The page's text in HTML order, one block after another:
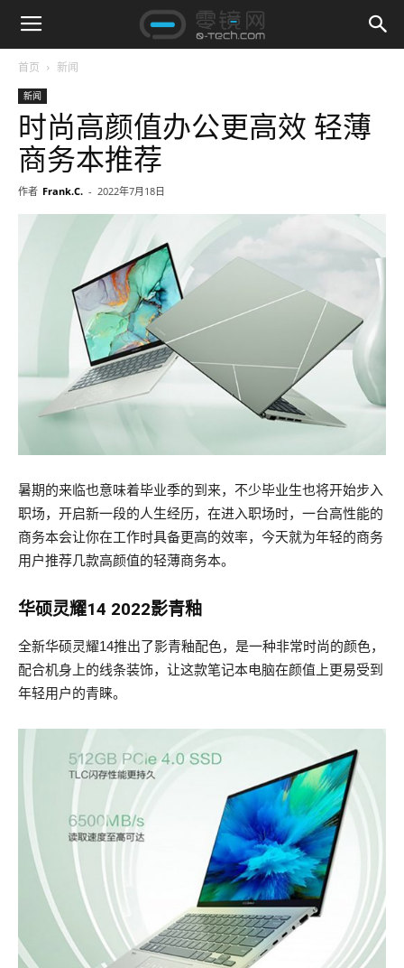
首页 新闻
新闻
时尚高颜值办公更高效 轻薄
商务本推荐
作者 Frank.C. - 2022年7月18日
暑期的来临也意味着毕业季的到来，不少毕业生也将开始步入
职场，开启新一段的人生经历，在进入职场时，一台高性能的
商务本会让你在工作时具备更高的效率，今天就为年轻的商务
用户推荐几款高颜值的轻薄商务本。
华硕灵耀14 2022影青釉
全新华硕灵耀14推出了影青釉配色，是一种非常时尚的颜色，
配合机身上的线条装饰，让这款笔记本电脑在颜值上更易受到
年轻用户的青睐。